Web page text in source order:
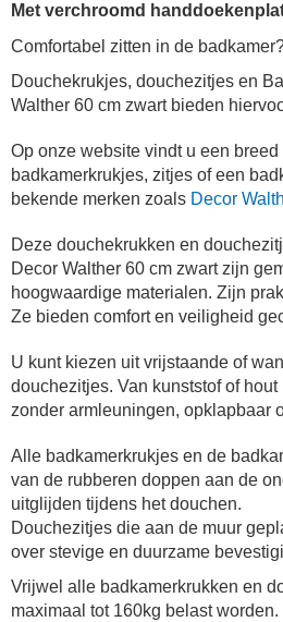
Met verchroomd
Comfortabel zitten in de
Douchekrukjes, douchezitjes en
Walther 60 cm zwart bieden
Op onze website vindt u een breed
badkamerkrukjes, zitjes of een
bekende merken zoals Decor
Deze douchekrukken en
Decor Walther 60 cm zwart zijn
hoogwaardige materialen. Zijn
Ze bieden comfort en veiligheid
U kunt kiezen uit vrijstaande of
douchezitjes. Van kunststof of
zonder armleuningen, opklapbaar
Alle badkamerkrukjes en de
van de rubberen doppen aan de
uitglijden tijdens het douchen.
Douchezitjes die aan de muur
over stevige en duurzame
Vrijwel alle badkamerkrukken en
maximaal tot 160kg belast